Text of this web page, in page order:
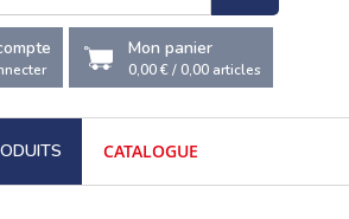
Mon panier
0,00 €/0,00 articles
CATALOGUE